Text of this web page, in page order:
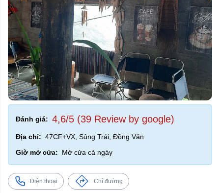
Đánh giá: 4,6/5 (39 Review by google)
Địa chỉ: 47CF+VX, Sủng Trái, Đồng Văn
Giờ mở cửa:
Mở cửa cả ngày
Điện thoại Chỉ đường